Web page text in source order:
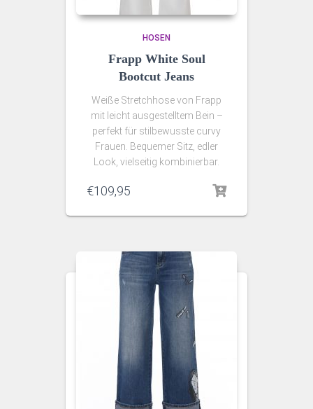
HOSEN
Frapp White Soul
Bootcut Jeans
Weiße Stretchhose von Frapp
mit leicht ausgestelltem Bein –
perfekt für stilbewusste curvy
Frauen. Bequemer Sitz, edler
Look, vielseitig kombinierbar.
€109,95